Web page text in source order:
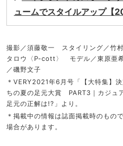
ュームでスタイルアップ【
撮影／須藤敬一 スタイリング／竹
タロウ〈P-cott〉 モデル／東原亜
／磯野文子
＊VERY2021年6月号「【大特集】
ちの夏の足元大賞 PART3｜カジュ
足元の正解は!?」より。
＊掲載中の情報は誌面掲載時のもの
場合があります。